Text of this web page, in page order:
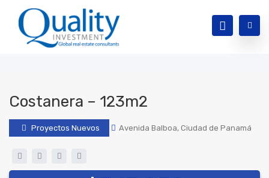
Costanera – 123m2
Proyectos Nuevos Avenida Balboa, Ciudad de Panamá